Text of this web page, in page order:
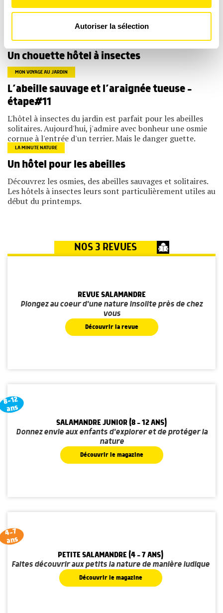
et les annonces, d'offrir des fonctionnalités relatives aux
médias sociaux et d'analyser notre trafic. Nous
notre site avec nos partenaires de médias sociaux, de
avec d'autres informations que vous leur avez fournies
ou qu'ils ont collectées lors de votre utilisation de leurs
services.
Autoriser la sélection
Poursuivez votre découverte
P’TIT +WEB
Un chouette hôtel à insectes
MON VOYAGE AU JARDIN
L’abeille sauvage et l’araignée tueuse –
étape#11
L'hôtel à insectes du jardin est parfait pour les abeilles
solitaires. Aujourd'hui, j'admire avec bonheur une osmie
cornue à l'entrée d'un terrier. Mais le danger guette.
LA MINUTE NATURE
Un hôtel pour les abeilles
Découvrez les osmies, des abeilles sauvages et solitaires.
Les hôtels à insectes leurs sont particulièrement utiles au
début du printemps.
NOS 3 REVUES
REVUE SALAMANDRE
Plongez au coeur d'une nature insolite près de chez
vous
Découvrir la revue
8-12
ans
SALAMANDRE JUNIOR (8 - 12 ANS)
Donnez envie aux enfants d'explorer et de protéger la
nature
Découvrir le magazine
4-7
ans
PETITE SALAMANDRE (4 - 7 ANS)
Faites découvrir aux petits la nature de manière ludique
Découvrir le magazine